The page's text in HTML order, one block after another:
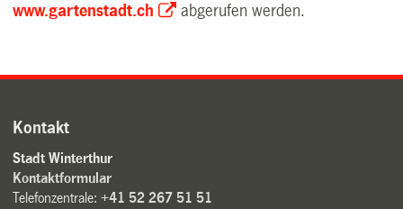
www.gartenstadt.ch
abgerufen werden.
Kontakt
Stadt Winterthur
Kontaktformular
Telefonzentrale:+41 52 267 51 51